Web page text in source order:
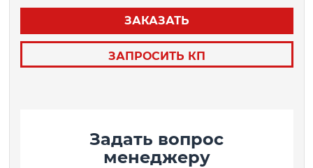
ЗАКАЗАТЬ
ЗАПРОСИТЬ КП
Задать вопрос
менеджеру